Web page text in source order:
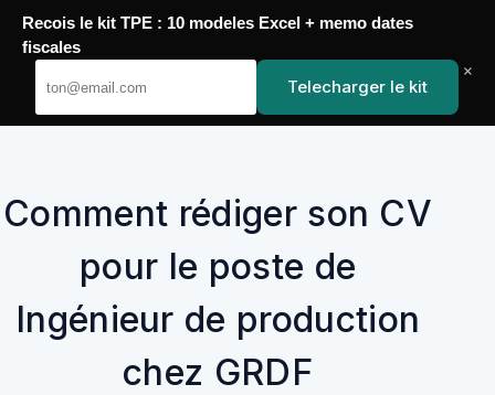
contenu
YoupiJobs
Comment rédiger son CV
pour le poste de
Ingénieur de production
chez GRDF
Recois le kit TPE : 10 modeles Excel + memo dates
fiscales
Telecharger le kit
×